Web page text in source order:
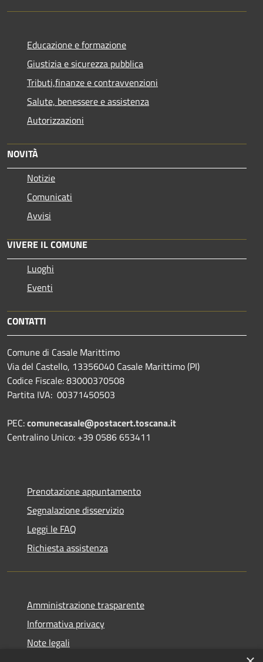
Educazione e formazione
Giustizia e sicurezza pubblica
Tributi,finanze e contravvenzioni
Salute, benessere e assistenza
Autorizzazioni
NOVITÀ
Notizie
Comunicati
Avvisi
VIVERE IL COMUNE
Luoghi
Eventi
CONTATTI
Comune di Casale Marittimo
Via del Castello, 13356040 Casale Marittimo (PI)
Codice Fiscale: 83000370508
Partita IVA: 00371450503
PEC:comunecasale@postacert.toscana.it
Centralino Unico: +39 0586 653411
Prenotazione appuntamento
Segnalazione disservizio
Leggi le FAQ
Richiesta assistenza
Amministrazione trasparente
Informativa privacy
Note legali